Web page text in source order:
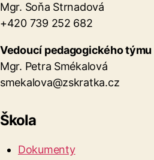
Mgr. Soňa Strnadová
+420 739 252 682
Vedoucí pedagogického týmu
Mgr. Petra Smékalová
smekalova@zskratka.cz
Škola
Dokumenty